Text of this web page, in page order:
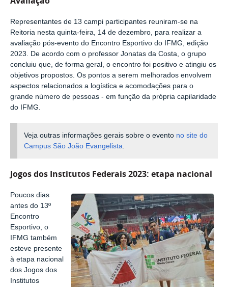
Representantes de 13 campi participantes reuniram-se na
Reitoria nesta quinta-feira, 14 de dezembro, para realizar a
avaliação pós-evento do Encontro Esportivo do IFMG, edição
2023. De acordo com o professor Jonatas da Costa, o grupo
concluiu que, de forma geral, o encontro foi positivo e atingiu os
objetivos propostos. Os pontos a serem melhorados envolvem
aspectos relacionados a logística e acomodações para o
grande número de pessoas - em função da própria capilaridade
do IFMG.
Veja outras informações gerais sobre o evento no site do
Campus São João Evangelista.
Jogos dos Institutos Federais 2023: etapa nacional
Poucos dias
antes do 13º
Encontro
Esportivo, o
IFMG também
esteve presente
à etapa nacional
dos Jogos dos
Institutos